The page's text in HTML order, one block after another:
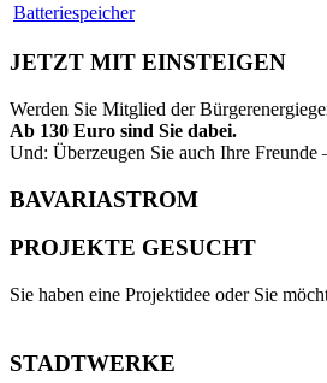
Batteriespeicher
JETZT MIT EINSTEIGEN
Werden Sie Mitglied der
Ab 130 Euro sind Sie dabei.
Und: Überzeugen Sie auch Ihre Freunde
BAVARIASTROM
PROJEKTE GESUCHT
Sie haben eine Projektidee oder Sie
STADTWERKE